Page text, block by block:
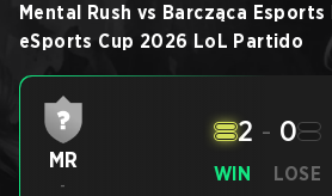
Mental Rush vs Barcząca Esports
eSports Cup 2026 LoL Partido
MR
-
WIN
2 - 0
LOSE